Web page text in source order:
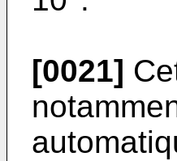
[0021]